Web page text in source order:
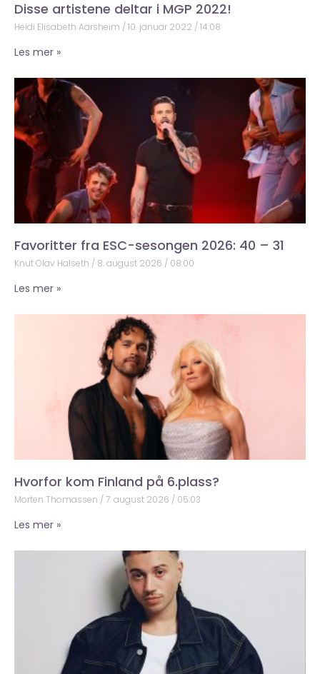
Disse artistene deltar i MGP 2022!
Heidi Elisabeth Aarsheim 10. januar 2022 14:08
Les mer »
Favoritter fra ESC-sesongen 2026: 40 – 31
Knut Olav Halseth 8. august 2026 08:00
Les mer »
Hvorfor kom Finland på 6.plass?
Morten Thomassen 7. august 2026 05:03
Les mer »